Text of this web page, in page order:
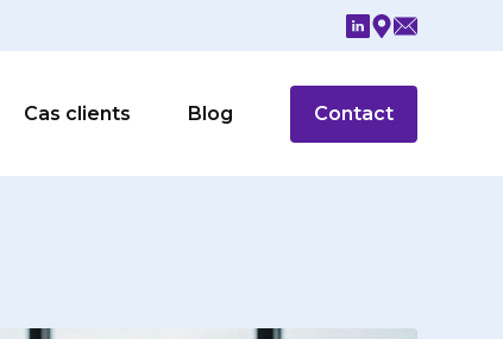
Cas clients Blog Contact